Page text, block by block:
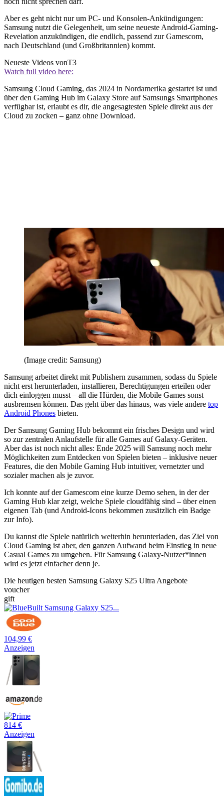
Aber es geht nicht nur um PC- und Konsolen-Ankündigungen:
Samsung nutzt die Gelegenheit, um seine neueste Android-Gaming-
Revelation anzukündigen, die endlich, passend zur Gamescom,
nach Deutschland (und Großbritannien) kommt.
Neueste Videos vonT3
Watch full video here:
Samsung Cloud Gaming, das 2024 in Nordamerika gestartet ist und
über den Gaming Hub im Galaxy Store auf Samsungs Smartphones
verfügbar ist, erlaubt es dir, die angesagtesten Spiele direkt aus der
Cloud zu zocken – ganz ohne Download.
(Image credit: Samsung)
Samsung arbeitet direkt mit Publishern zusammen, sodass du Spiele
nicht erst herunterladen, installieren, Berechtigungen erteilen oder
dich einloggen musst – all die Hürden, die Mobile Games sonst
ausbremsen können. Das geht über das hinaus, was viele andere top
Android Phones bieten.
Der Samsung Gaming Hub bekommt ein frisches Design und wird
so zur zentralen Anlaufstelle für alle Games auf Galaxy-Geräten.
Aber das ist noch nicht alles: Ende 2025 will Samsung noch mehr
Möglichkeiten zum Entdecken von Spielen bieten – inklusive neuer
Features, die den Mobile Gaming Hub intuitiver, vernetzter und
sozialer machen als je zuvor.
Ich konnte auf der Gamescom eine kurze Demo sehen, in der der
Gaming Hub klar zeigt, welche Spiele cloudfähig sind – über einen
eigenen Tab (und Android-Icons bekommen zusätzlich ein Badge
zur Info).
Du kannst die Spiele natürlich weiterhin herunterladen, das Ziel von
Cloud Gaming ist aber, den ganzen Aufwand beim Einstieg in neue
Casual Games zu umgehen. Für Samsung Galaxy-Nutzer*innen
wird es jetzt einfacher denn je.
Die heutigen besten Samsung Galaxy S25 Ultra Angebote
voucher
gift
104,99 €
Anzeigen
814 €
Anzeigen